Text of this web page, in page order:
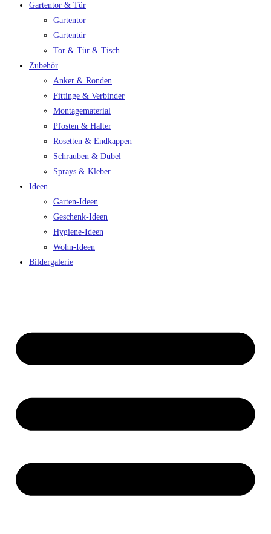
Gartentor & Tür
Gartentor
Gartentür
Tor & Tür & Tisch
Zubehör
Anker & Ronden
Fittinge & Verbinder
Montagematerial
Pfosten & Halter
Rosetten & Endkappen
Schrauben & Dübel
Sprays & Kleber
Ideen
Garten-Ideen
Geschenk-Ideen
Hygiene-Ideen
Wohn-Ideen
Bildergalerie